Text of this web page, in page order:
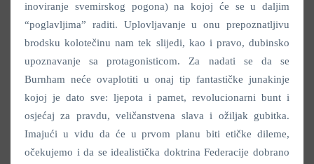
inoviranje svemirskog pogona) na kojoj će se u daljim
“poglavljima” raditi. Uplovljavanje u onu prepoznatljivu
brodsku kolotečinu nam tek slijedi, kao i pravo, dubinsko
upoznavanje sa protagonisticom. Za nadati se da se
Burnham neće ovaplotiti u onaj tip fantastičke junakinje
kojoj je dato sve: ljepota i pamet, revolucionarni bunt i
osjećaj za pravdu, veličanstvena slava i ožiljak gubitka.
Imajući u vidu da će u prvom planu biti etičke dileme,
očekujemo i da se idealistička doktrina Federacije dobrano